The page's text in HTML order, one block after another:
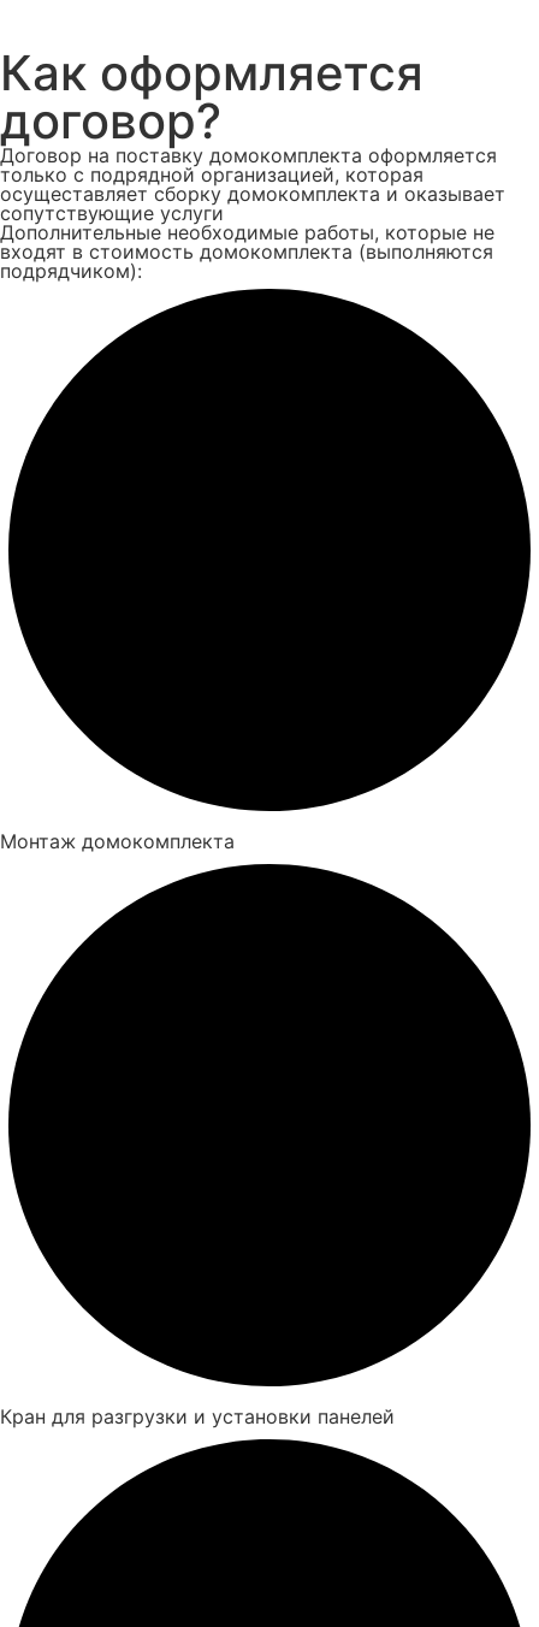
Как оформляется
договор?
Договор на поставку домокомплекта оформляется
только с подрядной организацией, которая
осущеставляет сборку домокомплекта и оказывает
сопутствующие услуги
Дополнительные необходимые работы, которые не
входят в стоимость домокомплекта (выполняются
подрядчиком):
Монтаж домокомплекта
Кран для разгрузки и установки панелей